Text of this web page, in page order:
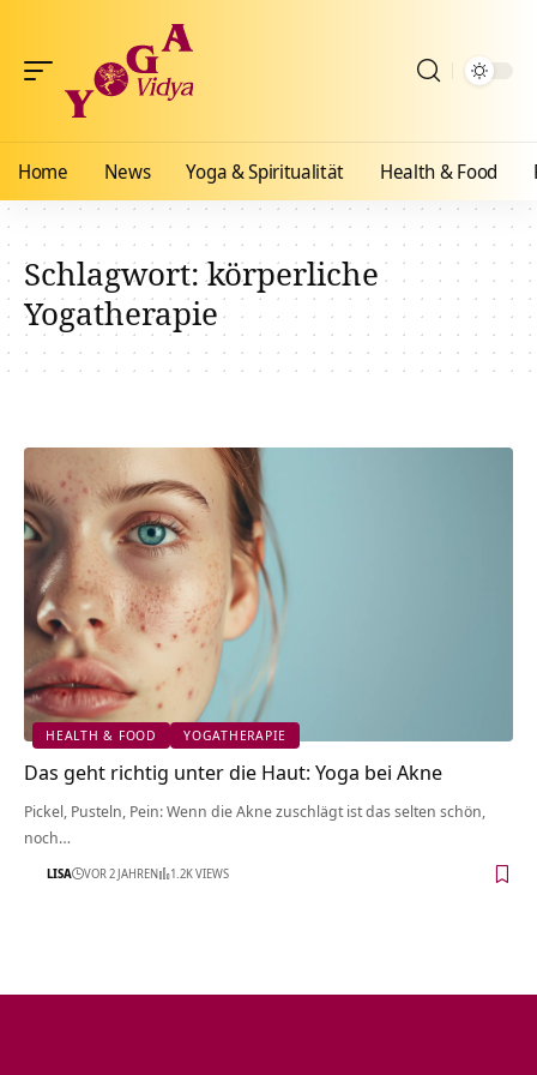
Home News Yoga & Spiritualität Health & Food
Schlagwort:körperliche
Yogatherapie
HEALTH & FOOD YOGATHERAPIE
Das geht richtig unter die Haut: Yoga bei Akne
Pickel, Pusteln, Pein: Wenn die Akne zuschlägt ist das selten schön,
noch…
LISA VOR 2 JAHREN 1.2K VIEWS